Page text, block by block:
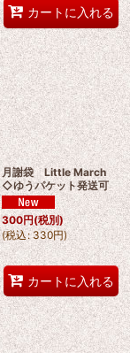
カートに入れる
月謝袋 Little March
◇ゆうパケット発送可
300円(税別)
(税込 : 330円)
カートに入れる